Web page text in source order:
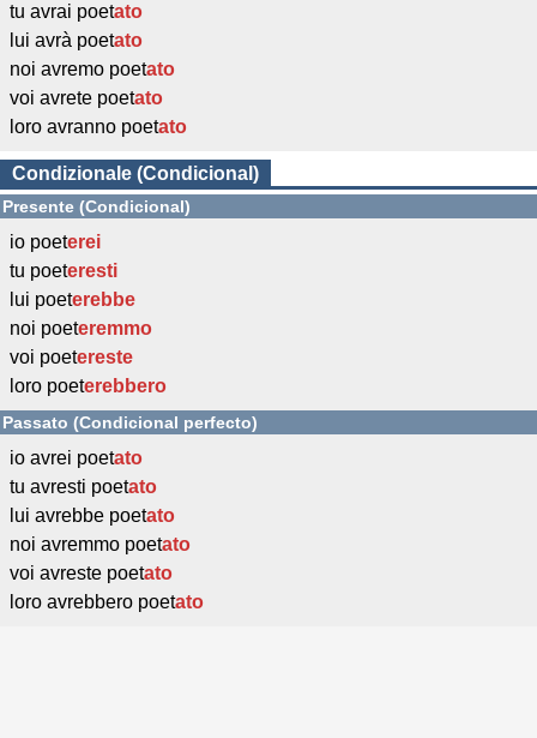
tu avrai poetato
lui avrà poetato
noi avremo poetato
voi avrete poetato
loro avranno poetato
Condizionale (Condicional)
Presente (Condicional)
io poeterei
tu poeteresti
lui poeterebbe
noi poeteremmo
voi poetereste
loro poeterebbero
Passato (Condicional perfecto)
io avrei poetato
tu avresti poetato
lui avrebbe poetato
noi avremmo poetato
voi avreste poetato
loro avrebbero poetato